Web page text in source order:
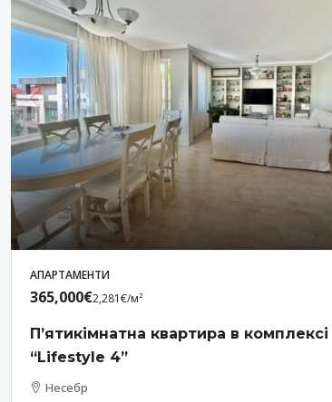
АПАРТАМЕНТИ
365,000€2,281€/м²
П’ятикімнатна квартира в комплексі
“Lifestyle 4”
Несебр